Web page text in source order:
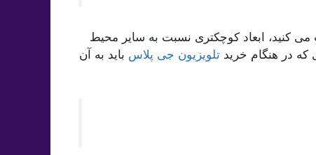
می کنید، ابعاد کوچکتری نسبت به سایر محیط
که در هنگام خرید تلویزیون جی پلاس باید به آن